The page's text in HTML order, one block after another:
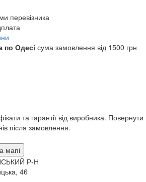
перевізника
по Одесі сума замовлення від 1500 грн
та гарантії від виробника. Повернути
після замовлення.
мапі
Р-Н
46